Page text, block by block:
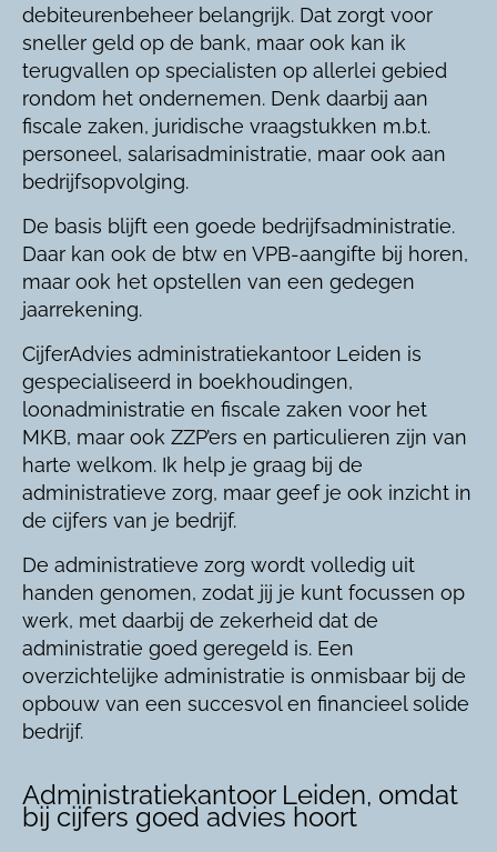
debiteurenbeheer belangrijk. Dat zorgt voor
sneller geld op de bank, maar ook kan ik
terugvallen op specialisten op allerlei gebied
rondom het ondernemen. Denk daarbij aan
fiscale zaken, juridische vraagstukken m.b.t.
personeel, salarisadministratie, maar ook aan
bedrijfsopvolging.
De basis blijft een goede bedrijfsadministratie.
Daar kan ook de btw en VPB-aangifte bij horen,
maar ook het opstellen van een gedegen
jaarrekening.
CijferAdvies administratiekantoor Leiden is
gespecialiseerd in boekhoudingen,
loonadministratie en fiscale zaken voor het
MKB, maar ook ZZP’ers en particulieren zijn van
harte welkom. Ik help je graag bij de
administratieve zorg, maar geef je ook inzicht in
de cijfers van je bedrijf.
De administratieve zorg wordt volledig uit
handen genomen, zodat jij je kunt focussen op
werk, met daarbij de zekerheid dat de
administratie goed geregeld is. Een
overzichtelijke administratie is onmisbaar bij de
opbouw van een succesvol en financieel solide
bedrijf.
Administratiekantoor Leiden, omdat
bij cijfers goed advies hoort